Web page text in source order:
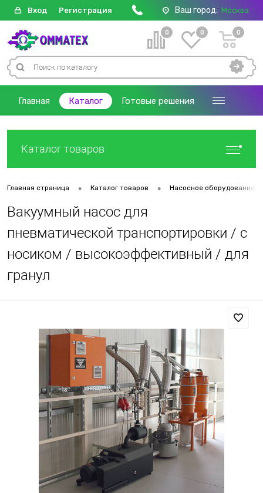
Вход Регистрация Ваш город: Москва
0 0 0
Главная Каталог Готовые решения
Каталог товаров
Главная страница • Каталог товаров • Насосное оборудование
Вакуумный насос для
пневматической транспортировки / с
носиком / высокоэффективный / для
гранул